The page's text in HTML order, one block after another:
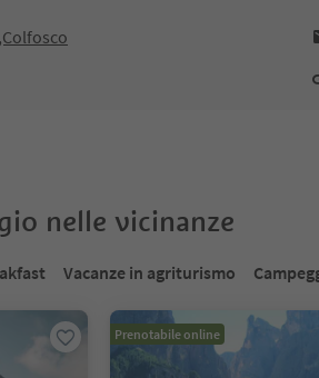
nelle vicinanze
Vacanze in agriturismo
Prenotabile online